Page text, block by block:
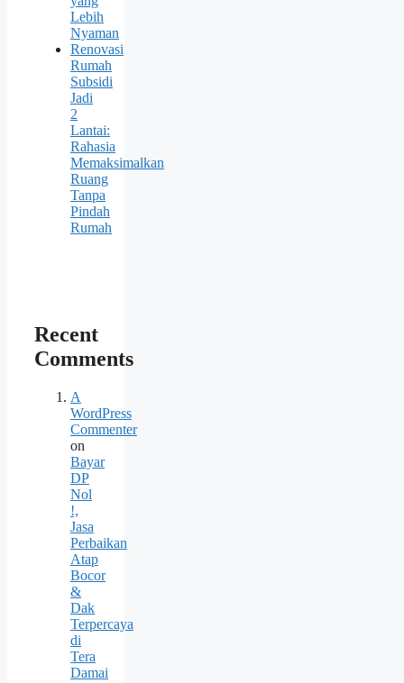
Lebih
Nyaman
Renovasi
Rumah
Subsidi
Jadi
2
Lantai:
Rahasia
Memaksimalkan
Ruang
Tanpa
Pindah
Rumah
Recent
Comments
A
WordPress
Commenter
on
Bayar
DP
Nol
!,
Jasa
Perbaikan
Atap
Bocor
&
Dak
Terpercaya
di
Tera
Damai